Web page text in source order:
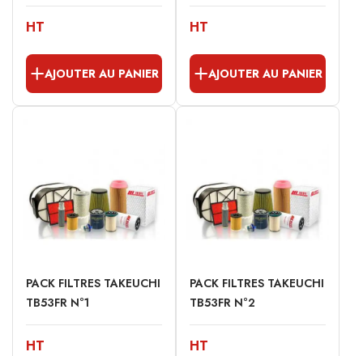
HT
AJOUTER AU PANIER
HT
AJOUTER AU PANIER
PACK FILTRES TAKEUCHI
TB53FR N°1
HT
PACK FILTRES TAKEUCHI
TB53FR N°2
HT